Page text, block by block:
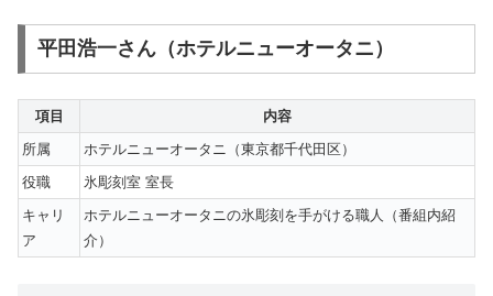
平田浩一さん（ホテルニューオータニ）
項目
内容
所属
ホテルニューオータニ（東京都千代田区）
役職
氷彫刻室 室長
キャリ
ア
ホテルニューオータニの氷彫刻を手がける職人（番組内紹
介）